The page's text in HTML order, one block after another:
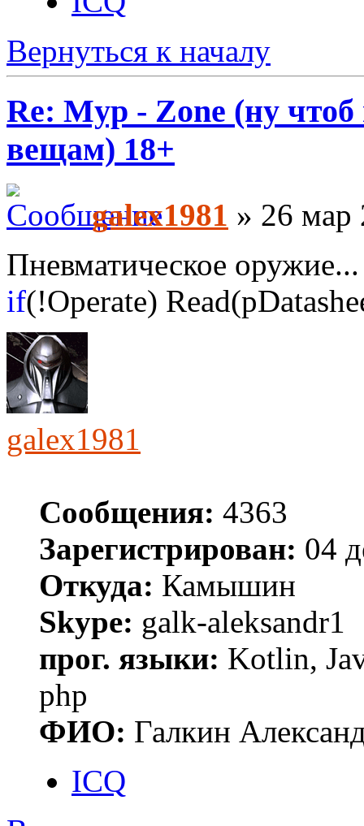
Вернуться к началу
Re: Myp - Zone (ну
вещам) 18+
galex1981 » 26 мар
Пневматическое оружие...
if(!Operate)
galex1981
Сообщения: 4363
Зарегистрирован: 04
Откуда: Камышин
Skype: galk-aleksandr1
прог. языки: Kotlin,
php
ФИО: Галкин
ICQ